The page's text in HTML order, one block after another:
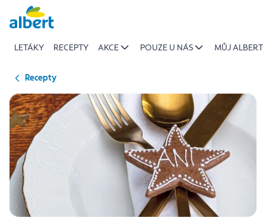
Přeskočit
LETÁKY RECEPTY AKCE POUZE U NÁS MŮJ ALBERT
Recepty